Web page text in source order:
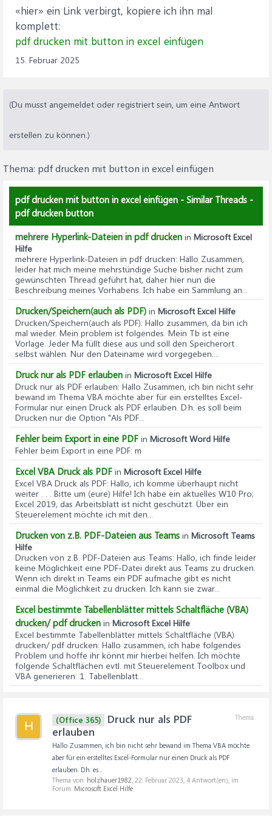
«hier» ein Link verbirgt, kopiere ich ihn mal
komplett:
pdf drucken mit button in excel einfügen
15. Februar 2025
(Du musst angemeldet oder registriert sein, um eine Antwort
erstellen zu können.)
Thema: pdf drucken mit button in excel einfügen
pdf drucken mit button in excel einfügen - Similar Threads -
pdf drucken button
mehrere Hyperlink-Dateien in pdf drucken in Microsoft Excel
Hilfe
mehrere Hyperlink-Dateien in pdf drucken: Hallo Zusammen,
leider hat mich meine mehrstündige Suche bisher nicht zum
gewünschten Thread geführt hat, daher hier nun die
Beschreibung meines Vorhabens. Ich habe ein Sammlung an...
Drucken/Speichern(auch als PDF) in Microsoft Excel Hilfe
Drucken/Speichern(auch als PDF): Hallo zusammen, da bin ich
mal wieder. Mein problem ist folgendes. Mein Tb ist eine
Vorlage. Jeder Ma füllt diese aus und soll den Speicherort
selbst wählen. Nur den Dateiname wird vorgegeben....
Druck nur als PDF erlauben in Microsoft Excel Hilfe
Druck nur als PDF erlauben: Hallo Zusammen, ich bin nicht sehr
bewand im Thema VBA möchte aber für ein erstelltes Excel-
Formular nur einen Druck als PDF erlauben. D.h. es soll beim
Drucken nur die Option "Als PDF...
Fehler beim Export in eine PDF in Microsoft Word Hilfe
Fehler beim Export in eine PDF: m
Excel VBA Druck als PDF in Microsoft Excel Hilfe
Excel VBA Druck als PDF: Hallo, ich komme überhaupt nicht
weiter . . . Bitte um (eure) Hilfe! Ich habe ein aktuelles W10 Pro;
Excel 2019, das Arbeitsblatt ist nicht geschützt. Über ein
Steuerelement möchte ich mit den...
Drucken von z.B. PDF-Dateien aus Teams in Microsoft Teams
Hilfe
Drucken von z.B. PDF-Dateien aus Teams: Hallo, ich finde leider
keine Möglichkeit eine PDF-Datei direkt aus Teams zu drucken.
Wenn ich direkt in Teams ein PDF aufmache gibt es nicht
einmal die Möglichkeit zu drucken. Ich kann sie zwar...
Excel bestimmte Tabellenblätter mittels Schaltfläche (VBA)
drucken/ pdf drucken in Microsoft Excel Hilfe
Excel bestimmte Tabellenblätter mittels Schaltfläche (VBA)
drucken/ pdf drucken: Hallo zusammen, ich habe folgendes
Problem und hoffe ihr könnt mir hierbei helfen. Ich möchte
folgende Schaltflächen evtl. mit Steuerelement Toolbox und
VBA generieren: 1. Tabellenblatt...
H
Thema
(Office 365)
Druck nur als PDF
erlauben
Hallo Zusammen, ich bin nicht sehr bewand im Thema VBA möchte
aber für ein erstelltes Excel-Formular nur einen Druck als PDF
erlauben. D.h. es...
Thema von: holzhauer1982, 22. Februar 2023, 4 Antwort(en), im
Forum: Microsoft Excel Hilfe